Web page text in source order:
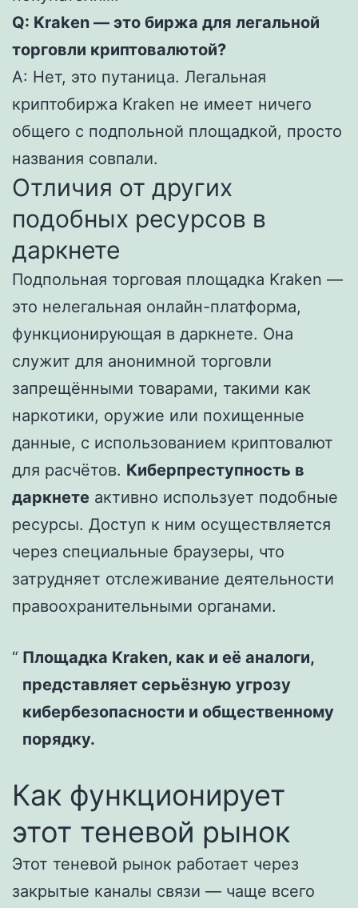
Q: Kraken — это биржа для легальной
торговли криптовалютой?
A: Нет, это путаница. Легальная
криптобиржа Kraken не имеет ничего
общего с подпольной площадкой, просто
названия совпали.
Отличия от других
подобных ресурсов в
даркнете
Подпольная торговая площадка Kraken —
это нелегальная онлайн-платформа,
функционирующая в даркнете. Она
служит для анонимной торговли
запрещёнными товарами, такими как
наркотики, оружие или похищенные
данные, с использованием криптовалют
для расчётов. Киберпреступность в
даркнете активно использует подобные
ресурсы. Доступ к ним осуществляется
через специальные браузеры, что
затрудняет отслеживание деятельности
правоохранительными органами.
Площадка Kraken, как и её аналоги,
представляет серьёзную угрозу
кибербезопасности и общественному
порядку.
Как функционирует
этот теневой рынок
Этот теневой рынок работает через
закрытые каналы связи — чаще всего